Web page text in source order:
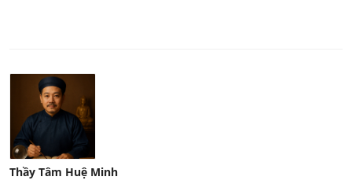
Thầy Tâm Huệ Minh